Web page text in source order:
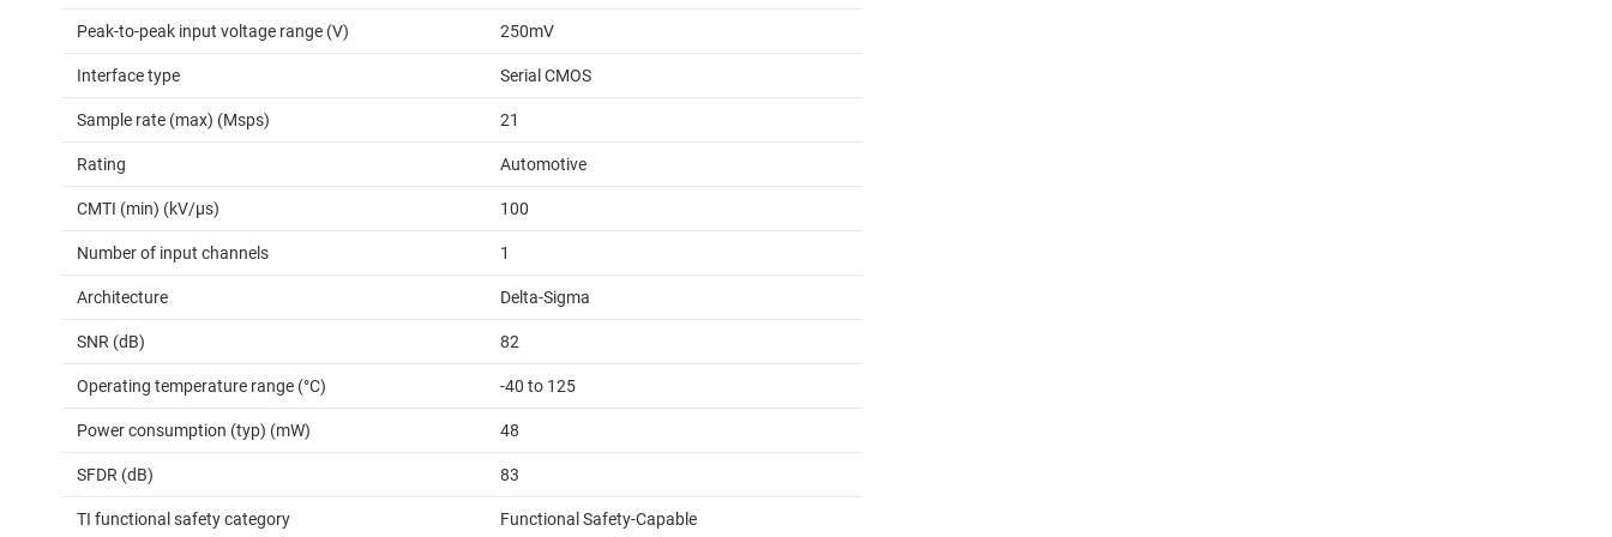
Peak-to-peak input voltage range (V) 250mV
Interface type Serial CMOS
Sample rate (max) (Msps) 21
Rating Automotive
CMTI (min) (kV/µs) 100
Number of input channels 1
Architecture Delta-Sigma
SNR (dB) 82
Operating temperature range (°C) -40 to 125
Power consumption (typ) (mW) 48
SFDR (dB) 83
TI functional safety category Functional Safety-Capable